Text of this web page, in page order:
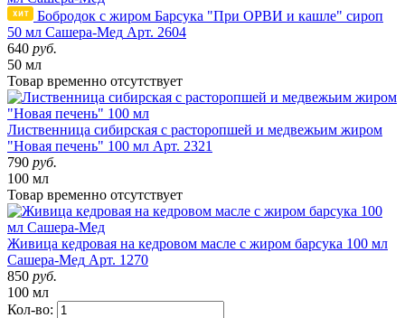
Бобродок с жиром Барсука "При ОРВИ и кашле" сироп
50 мл Сашера-Мед Арт. 2604
640 руб.
50 мл
Товар временно отсутствует
Лиственница сибирская с расторопшей и медвежьим жиром
"Новая печень" 100 мл Арт. 2321
790 руб.
100 мл
Товар временно отсутствует
Живица кедровая на кедровом масле с жиром барсука 100 мл
Сашера-Мед Арт. 1270
850 руб.
100 мл
Кол-во: